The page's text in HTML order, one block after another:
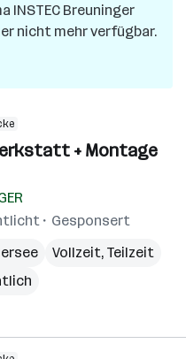
INSTEC Breuninger
nicht mehr verfügbar.
+ Montage
Gesponsert
Vollzeit, Teilzeit